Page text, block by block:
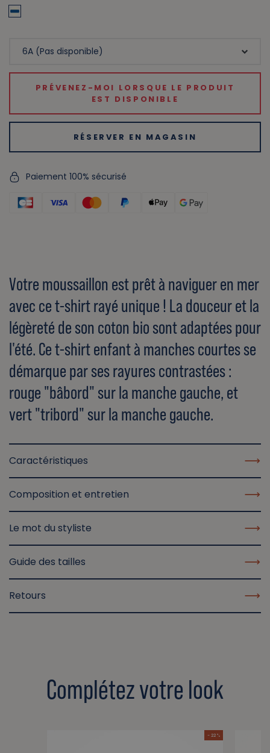
PRÉVENEZ-MOI LORSQUE LE PRODUIT
EST DISPONIBLE
RÉSERVER EN MAGASIN
Paiement 100% sécurisé
Votre moussaillon est prêt à naviguer en mer
avec ce t-shirt rayé unique ! La douceur et la
légèreté de son coton bio sont adaptées pour
l'été. Ce t-shirt enfant à manches courtes se
démarque par ses rayures contrastées :
rouge "bâbord" sur la manche gauche, et
vert "tribord" sur la manche gauche.
Caractéristiques
Composition et entretien
Le mot du styliste
Guide des tailles
Retours
Complétez votre look
- 22 %